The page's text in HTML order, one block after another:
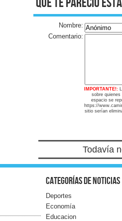
Nombre:
Comentario:
IMPORTANTE!:
sobre
espacio se
https://
sitio serían
Todavía
Categorías de noticias
Deportes
Economía
Educacion